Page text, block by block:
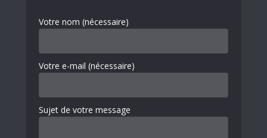
Votre nom (nécessaire)
Votre e-mail (nécessaire)
Sujet de votre message